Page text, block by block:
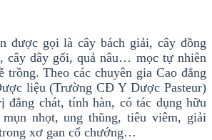
được gọi là cây bách giải, cây đồng
cây dây gối, quả nâu… mọc tự nhiên
trồng. Theo các chuyên gia Cao đẳng
liệu (Trường CĐ Y Dược Pasteur)
đắng chát, tính hàn, có tác dụng hữu
nhọt, ung thũng, tiêu viêm, giải
xơ gan cổ chướng…